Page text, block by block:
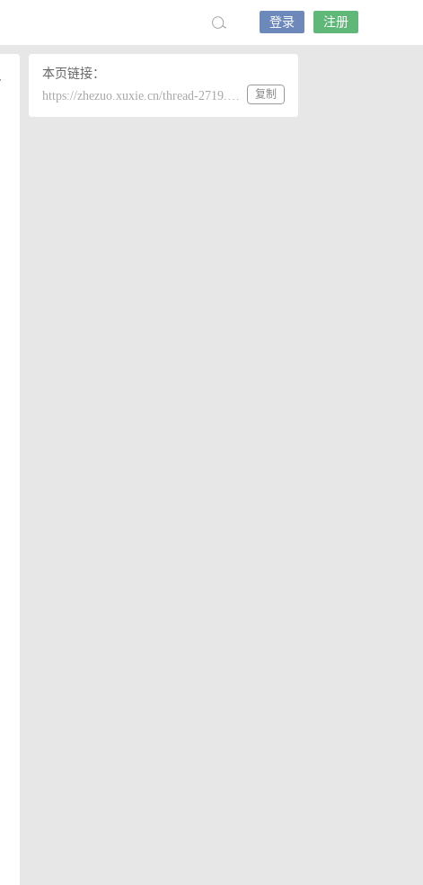
登录 注册
本页链接：
https://zhezuo.xuxie.cn/thread-2719.htm
复制